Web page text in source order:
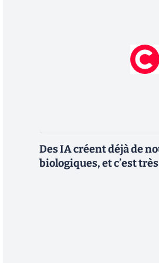
Des IA créent déjà de
biologiques, et c’est